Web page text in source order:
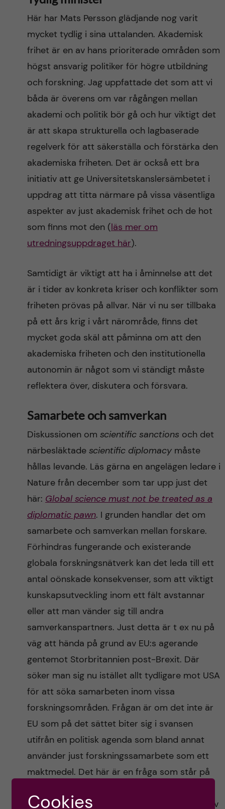
Här har Mats Persson glädjande nog varit
mycket tydlig i sina uttalanden. Akademisk
frihet är en av hans prioriterade områden som
högst ansvarig politiker för högre utbildning
och forskning. Jag uppfattade det som att vi
båda är överens om var rågången mellan
akademi och politik bör gå och hur viktigt det
är att skapa strukturella och lagbaserade
regelverk för att säkerställa och förstärka den
akademiska friheten. Det är också ett bra
initiativ att ge Universitetskanslersämbetet i
uppdrag att titta närmare på vissa väsentliga
aspekter av just akademisk frihet och de hot
som finns mot den (läs mer om
utredningsuppdraget här).
Samtidigt är viktigt att ha i åminnelse att det
är i tider av konkreta kriser och konflikter som
friheten prövas på allvar. När vi nu ser tillbaka
på ett års krig i vårt närområde, finns det
mycket goda skäl att påminna om att den
akademiska friheten och den institutionella
autonomin är något som vi ständigt måste
reflektera över, diskutera och försvara.
Samarbete och samverkan
Diskussionen om scientific sanctions och det
närbesläktade scientific diplomacy måste
hållas levande. Läs gärna en angelägen ledare i
Nature från december som tar upp just det
här: Global science must not be treated as a
diplomatic pawn. I grunden handlar det om
samarbete och samverkan mellan forskare.
Förhindras fungerande och existerande
globala forskningsnätverk kan det leda till ett
antal oönskade konsekvenser, som att viktigt
kunskapsutveckling inom ett fält avstannar
eller att man vänder sig till andra
samverkanspartners. Just detta är t ex nu på
väg att hända på grund av EU:s agerande
gentemot Storbritannien post-Brexit. Där
söker man sig nu istället allt tydligare mot USA
för att söka samarbeten inom vissa
forskningsområden. Frågan är om det inte är
EU som på det sättet biter sig i svansen
utifrån en politisk agenda som bland annat
använder just forskningssamarbete som ett
maktmedel. Det här är en fråga som står på
Huvudmannarådet (som bl a består av de tolv
Cookies